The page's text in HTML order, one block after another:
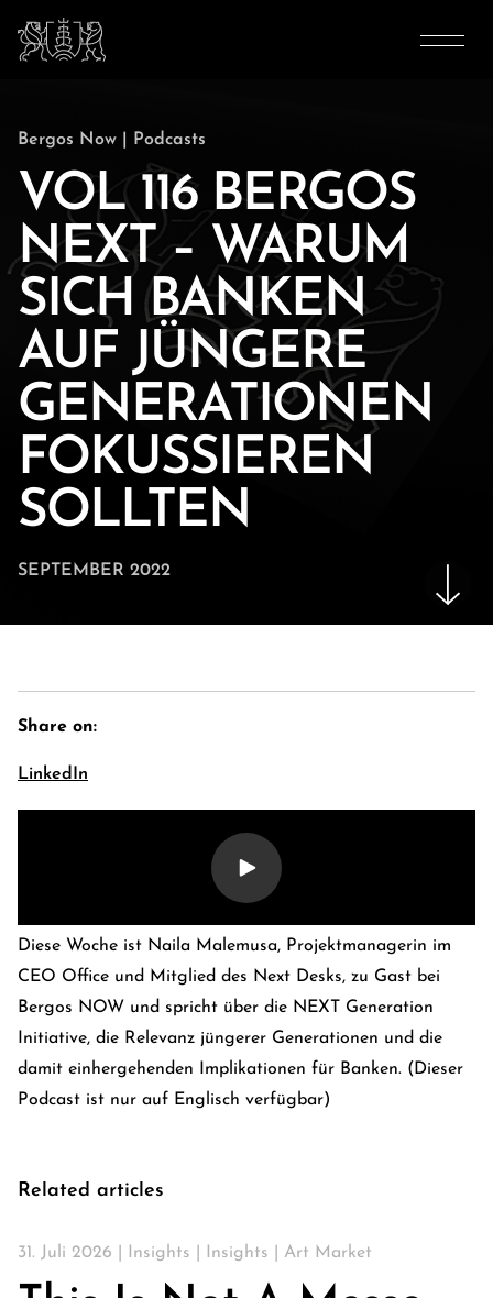
Bergos Now Podcasts
VOL 116 BERGOS
NEXT – WARUM
SICH BANKEN
AUF JÜNGERE
GENERATIONEN
FOKUSSIEREN
SOLLTEN
SEPTEMBER 2022
Diese Woche ist Naila Malemusa, Projektmanagerin im
CEO Office und Mitglied des Next Desks, zu Gast bei
Bergos NOW und spricht über die NEXT Generation
Initiative, die Relevanz jüngerer Generationen und die
damit einhergehenden Implikationen für Banken. (Dieser
Podcast ist nur auf Englisch verfügbar)
Share on:
LinkedIn
Related articles
31. Juli 2026 | Insights Insights Art Market